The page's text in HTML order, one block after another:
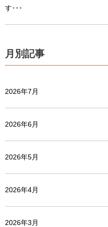
す･･･
月別記事
2026年7月
2026年6月
2026年5月
2026年4月
2026年3月